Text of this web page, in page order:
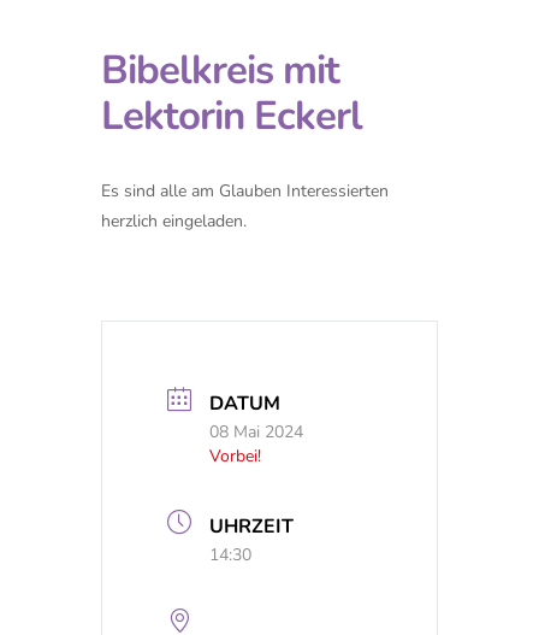
Bibelkreis mit
Lektorin Eckerl
Es sind alle am Glauben Interessierten
herzlich eingeladen.
DATUM
08 Mai 2024
Vorbei!
UHRZEIT
14:30